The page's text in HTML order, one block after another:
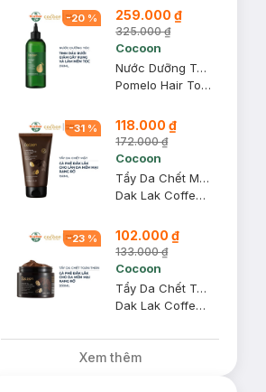
-20 % 259.000 ₫
325.000 ₫
Cocoon
Nước Dưỡng Tóc Cocoon Tinh Dầu Bưởi 310ml
Pomelo Hair Tonic
-31 % 118.000 ₫
172.000 ₫
Cocoon
Tẩy Da Chết Mặt Cocoon Cà Phê Đắk Lắk 150ml
Dak Lak Coffee Face Polish
-23 % 102.000 ₫
133.000 ₫
Cocoon
Tẩy Da Chết Toàn Thân Cocoon Cà Phê Đắk Lắk 200ml
Dak Lak Coffee Body Polish
Xem thêm